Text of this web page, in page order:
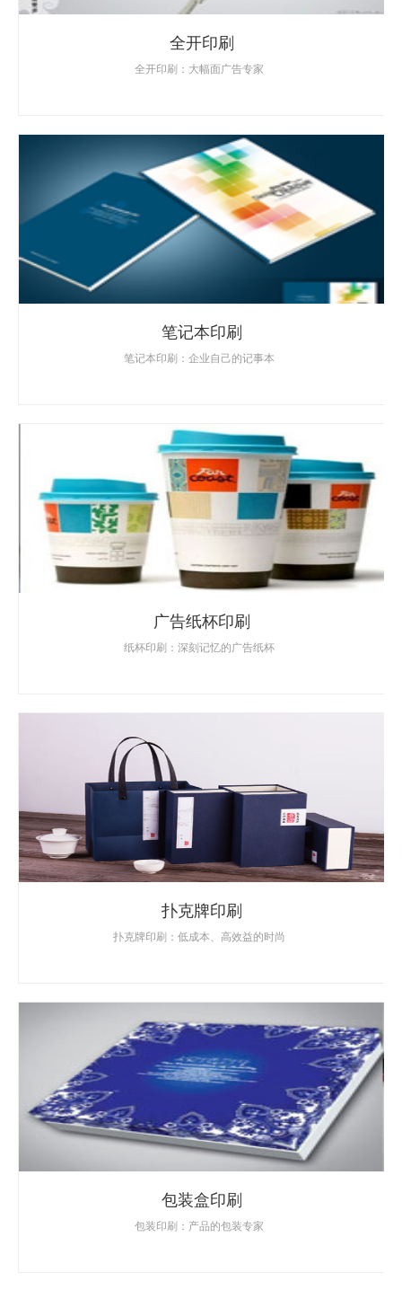
全开印刷
全开印刷：大幅面广告专家
笔记本印刷
笔记本印刷：企业自己的记事本
广告纸杯印刷
纸杯印刷：深刻记忆的广告纸杯
扑克牌印刷
扑克牌印刷：低成本、高效益的时尚
包装盒印刷
包装印刷：产品的包装专家